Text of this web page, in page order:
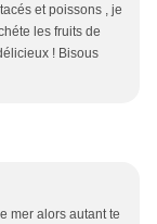
et poissons , je
les fruits de
! Bisous
mer alors autant te